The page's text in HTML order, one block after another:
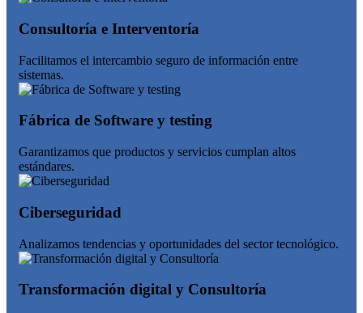
Consultoría e Interventoría
Facilitamos el intercambio seguro de información entre
sistemas.
Fábrica de Software y testing
Garantizamos que productos y servicios cumplan altos
estándares.
Ciberseguridad
Analizamos tendencias y oportunidades del sector tecnológico.
Transformación digital y Consultoría